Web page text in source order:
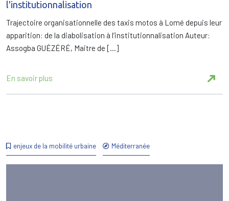
l'institutionnalisation
Trajectoire organisationnelle des taxis motos à Lomé depuis leur
apparition: de la diabolisation à l’institutionnalisation Auteur:
Assogba GUÉZÉRÉ, Maitre de […]
En savoir plus
enjeux de la mobilité urbaine Méditerranée